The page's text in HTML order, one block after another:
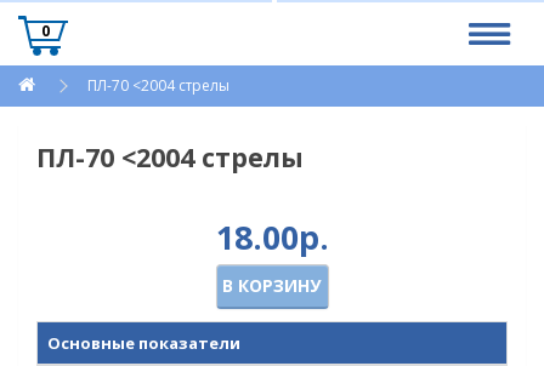
0
ПЛ-70 <2004 стрелы
ПЛ-70 <2004 стрелы
18.00р.
В КОРЗИНУ
Основные показатели